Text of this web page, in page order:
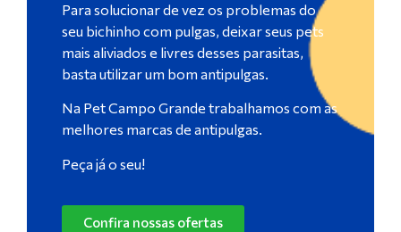
Para solucionar de vez os problemas do
seu bichinho com pulgas, deixar seus pets
mais aliviados e livres desses parasitas,
basta utilizar um bom antipulgas.
Na Pet Campo Grande trabalhamos com as
melhores marcas de antipulgas.
Peça já o seu!
Confira nossas ofertas